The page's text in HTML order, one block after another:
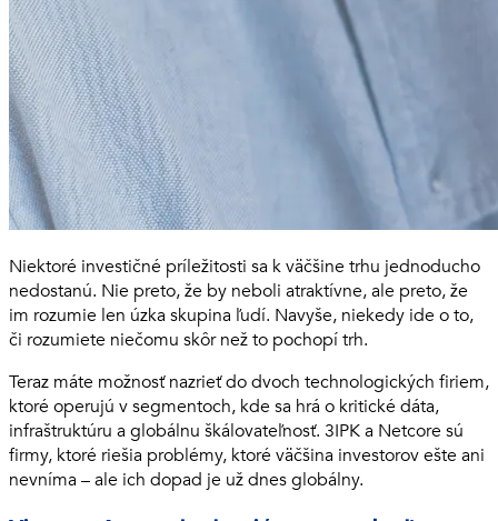
Niektoré investičné príležitosti sa k väčšine trhu jednoducho
nedostanú. Nie preto, že by neboli atraktívne, ale preto, že
im rozumie len úzka skupina ľudí. Navyše, niekedy ide o to,
či rozumiete niečomu skôr než to pochopí trh.
Teraz máte možnosť nazrieť do dvoch technologických firiem,
ktoré operujú v segmentoch, kde sa hrá o kritické dáta,
infraštruktúru a globálnu škálovateľnosť. 3IPK a Netcore sú
firmy, ktoré riešia problémy, ktoré väčšina investorov ešte ani
nevníma – ale ich dopad je už dnes globálny.